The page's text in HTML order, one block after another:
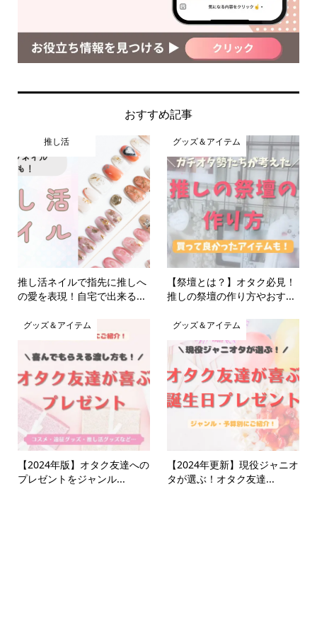
おすすめ記事
推し活
推し活ネイルで指先に推しへ
の愛を表現！自宅で出来る...
グッズ＆アイテム
【祭壇とは？】オタク必見！
推しの祭壇の作り方やおす...
グッズ＆アイテム
【2024年版】オタク友達への
プレゼントをジャンル...
グッズ＆アイテム
【2024年更新】現役ジャニオ
タが選ぶ！オタク友達...